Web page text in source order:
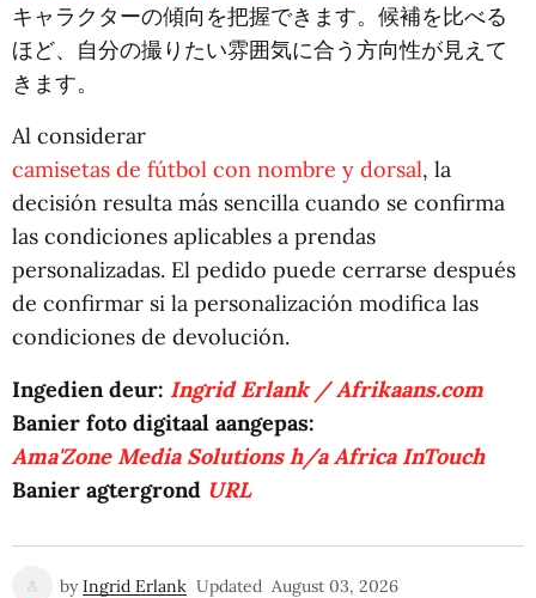
キャラクターの傾向を把握できます。候補を比べる
ほど、自分の撮りたい雰囲気に合う方向性が見えて
きます。
Al considerar
camisetas de fútbol con nombre y dorsal, la
decisión resulta más sencilla cuando se confirma
las condiciones aplicables a prendas
personalizadas. El pedido puede cerrarse después
de confirmar si la personalización modifica las
condiciones de devolución.
Ingedien deur: Ingrid Erlank / Afrikaans.com
Banier foto digitaal aangepas:
Ama'Zone Media Solutions h/a Africa InTouch
Banier agtergrond URL
by Ingrid Erlank Updated August 03, 2026